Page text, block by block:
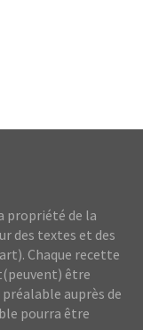
propriété de la
des textes et des
Chaque recette
être
auprès de
pourra être